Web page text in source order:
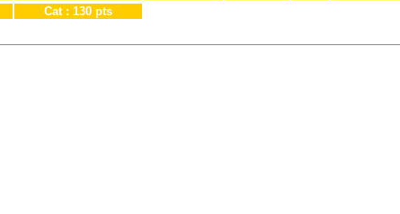
Cat : 130 pts